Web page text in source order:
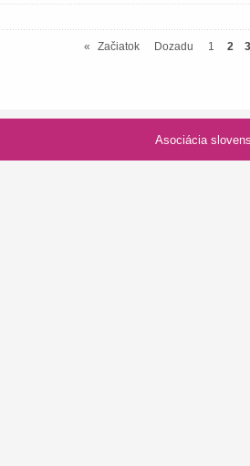
« Začiatok Dozadu 1 2 3